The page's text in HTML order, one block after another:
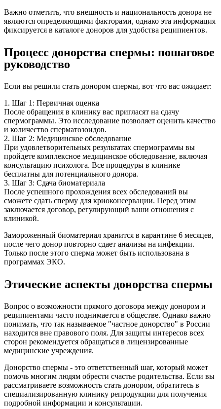
Важно отметить, что внешность и национальность донора не
являются определяющими факторами, однако эта информация
фиксируется в каталоге доноров для удобства реципиентов.
Процесс донорства спермы: пошаговое
руководство
Если вы решили стать донором спермы, вот что вас ожидает:
1. Шаг 1: Первичная оценка
После обращения в клинику вас пригласят на сдачу
спермограммы. Это исследование позволяет оценить качество
и количество сперматозоидов.
2. Шаг 2: Медицинское обследование
При удовлетворительных результатах спермограммы вы
пройдете комплексное медицинское обследование, включая
консультацию психолога. Все процедуры в клинике
бесплатны для потенциального донора.
3. Шаг 3: Сдача биоматериала
После успешного прохождения всех обследований вы
сможете сдать сперму для криоконсервации. Перед этим
заключается договор, регулирующий ваши отношения с
клиникой.
Замороженный биоматериал хранится в карантине 6 месяцев,
после чего донор повторно сдает анализы на инфекции.
Только после этого сперма может быть использована в
программах ЭКО.
Этические аспекты донорства спермы
Вопрос о возможности прямого договора между донором и
реципиентами часто поднимается в обществе. Однако важно
понимать, что так называемое "частное донорство" в России
находится вне правового поля. Для защиты интересов всех
сторон рекомендуется обращаться в лицензированные
медицинские учреждения.
Донорство спермы - это ответственный шаг, который может
помочь многим людям обрести счастье родительства. Если вы
рассматриваете возможность стать донором, обратитесь в
специализированную клинику репродукции для получения
подробной информации и консультации.